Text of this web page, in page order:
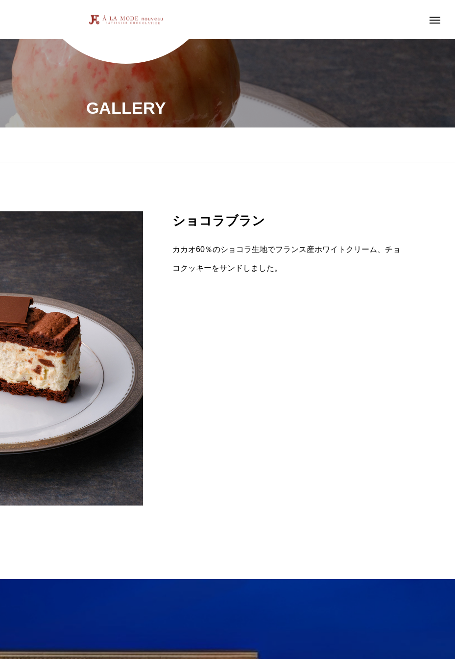
GALLERY
ショコラブラン
カカオ60％のショコラ生地でフランス産ホワイトクリーム、チョ
コクッキーをサンドしました。